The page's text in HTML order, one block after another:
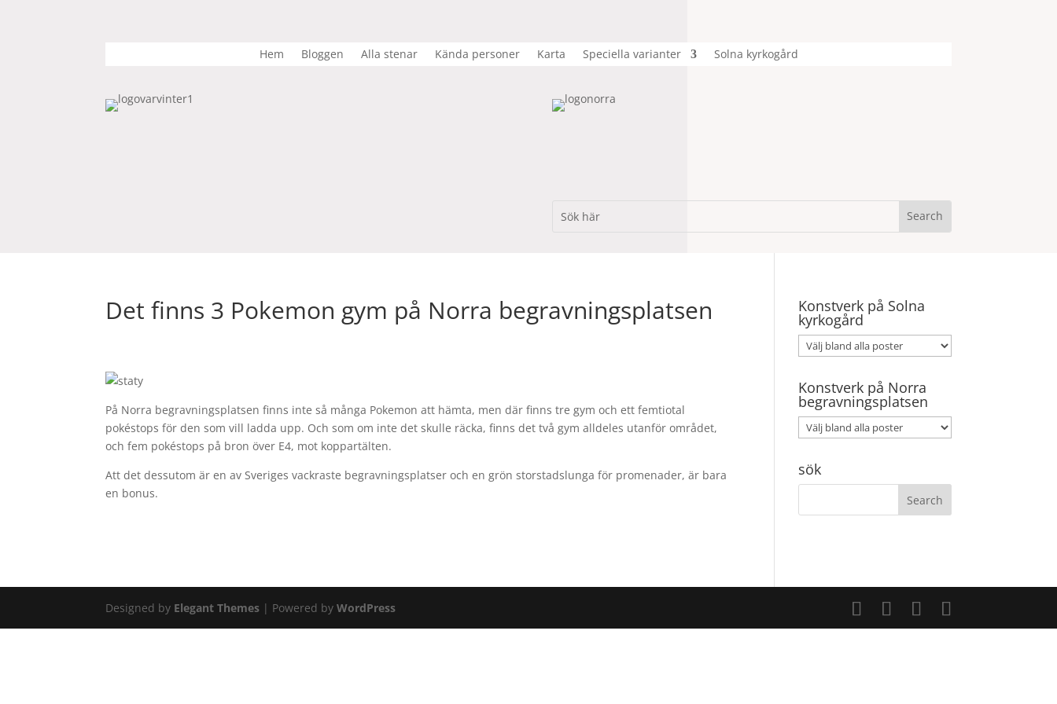
Hem Bloggen Alla stenar Kända personer Karta Speciella varianter Solna kyrkogård
Det finns 3 Pokemon gym på Norra begravningsplatsen
På Norra begravningsplatsen finns inte så många Pokemon att hämta, men där finns tre gym och ett femtiotal
pokéstops för den som vill ladda upp. Och som om inte det skulle räcka, finns det två gym alldeles utanför området,
och fem pokéstops på bron över E4, mot koppartälten.
Att det dessutom är en av Sveriges vackraste begravningsplatser och en grön storstadslunga för promenader, är bara
en bonus.
Konstverk på Solna
kyrkogård
Konstverk på Norra
begravningsplatsen
sök
Designed by Elegant Themes | Powered byWordPress